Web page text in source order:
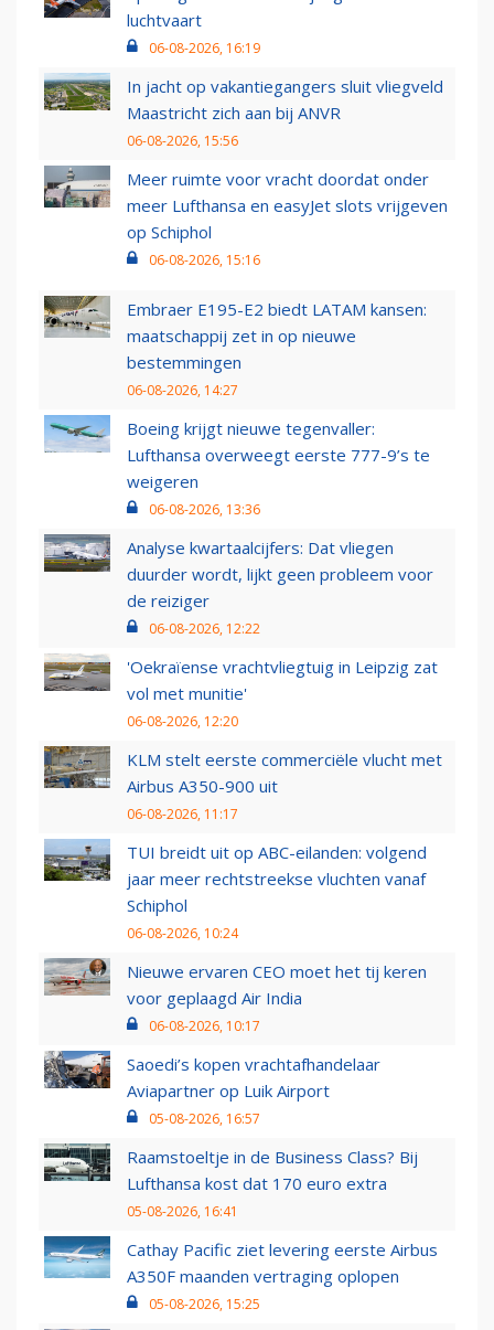
luchtvaart
06-08-2026, 16:19
In jacht op vakantiegangers sluit vliegveld
Maastricht zich aan bij ANVR
06-08-2026, 15:56
Meer ruimte voor vracht doordat onder
meer Lufthansa en easyJet slots vrijgeven
op Schiphol
06-08-2026, 15:16
Embraer E195-E2 biedt LATAM kansen:
maatschappij zet in op nieuwe
bestemmingen
06-08-2026, 14:27
Boeing krijgt nieuwe tegenvaller:
Lufthansa overweegt eerste 777-9’s te
weigeren
06-08-2026, 13:36
Analyse kwartaalcijfers: Dat vliegen
duurder wordt, lijkt geen probleem voor
de reiziger
06-08-2026, 12:22
'Oekraïense vrachtvliegtuig in Leipzig zat
vol met munitie'
06-08-2026, 12:20
KLM stelt eerste commerciële vlucht met
Airbus A350-900 uit
06-08-2026, 11:17
TUI breidt uit op ABC-eilanden: volgend
jaar meer rechtstreekse vluchten vanaf
Schiphol
06-08-2026, 10:24
Nieuwe ervaren CEO moet het tij keren
voor geplaagd Air India
06-08-2026, 10:17
Saoedi’s kopen vrachtafhandelaar
Aviapartner op Luik Airport
05-08-2026, 16:57
Raamstoeltje in de Business Class? Bij
Lufthansa kost dat 170 euro extra
05-08-2026, 16:41
Cathay Pacific ziet levering eerste Airbus
A350F maanden vertraging oplopen
05-08-2026, 15:25